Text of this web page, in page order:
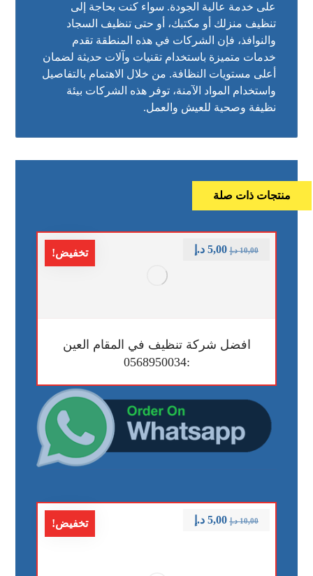
على خدمة عالية الجودة. سواء كنت بحاجة إلى
تنظيف منزلك أو مكتبك، أو حتى تنظيف السجاد
والنوافذ، فإن الشركات في هذه المنطقة تقدم
خدمات متميزة باستخدام تقنيات وآلات حديثة لضمان
أعلى مستويات النظافة. من خلال الاهتمام بالتفاصيل
واستخدام المواد الآمنة، توفر هذه الشركات بيئة
نظيفة وصحية للعيش والعمل.
منتجات ذات صلة
تخفيض!
افضل شركة تنظيف في المقام العين
:0568950034
10,00 د.إ 5,00 د.إ
تخفيض! 10,00 د.إ 5,00 د.إ